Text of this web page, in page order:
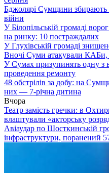
Бджолярі Сумщини збирають
війни
У Білопільській громаді
на ринку: 10 постраждалих
У Глухівській громаді
Вночі Суми атакували КАБи,
У Сумах призупинять одну з
проведення ремонту
48 обстрілів за добу: на
них — 7-річна дитина
Вчора
Театр замість гречки: в
влаштували «акторську
Авіаудар по Шосткинській
інфраструктури, поранений